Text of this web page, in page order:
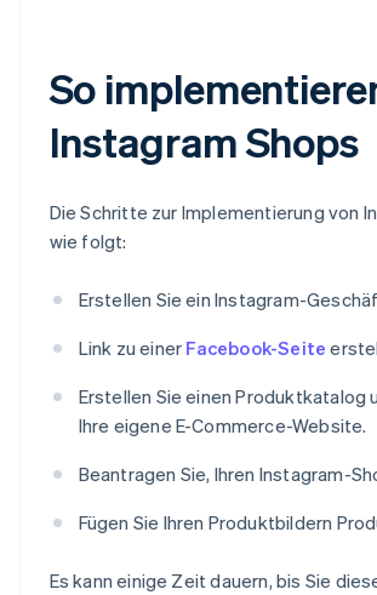
So
Instagram Shops
Die Schritte zur Implementierung von
wie folgt:
Erstellen Sie ein Instagram-
Link zu einer Facebook-Seite
Erstellen Sie einen Produktkatalog
Ihre eigene E-Commerce-Website.
Beantragen Sie, Ihren Instagram-
Fügen Sie Ihren Produktbildern
Es kann einige Zeit dauern, bis Sie